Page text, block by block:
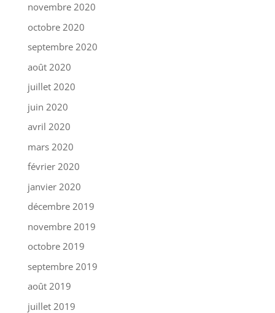
novembre 2020
octobre 2020
septembre 2020
août 2020
juillet 2020
juin 2020
avril 2020
mars 2020
février 2020
janvier 2020
décembre 2019
novembre 2019
octobre 2019
septembre 2019
août 2019
juillet 2019